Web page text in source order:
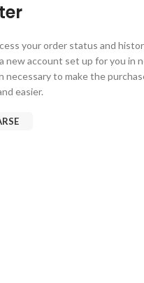
your order status and
new account set up for you in
necessary to make the
easier.